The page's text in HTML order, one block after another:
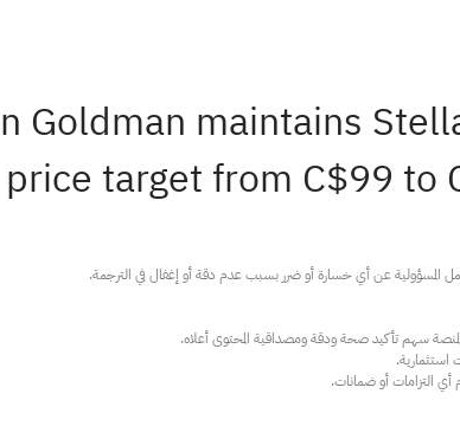
Goldman maintains
target from C$99 to
التزامات أو ضمانات.